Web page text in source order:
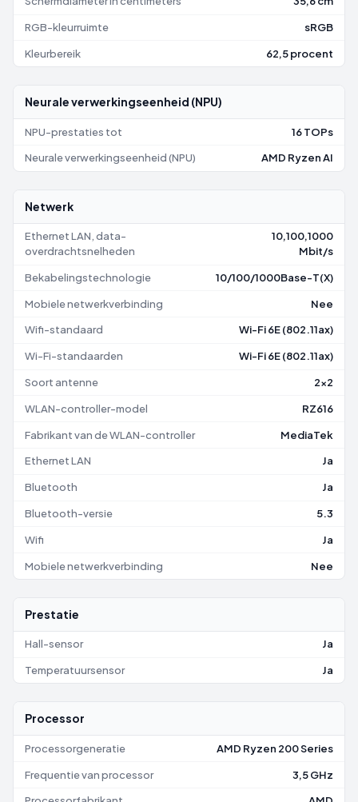
RGB-kleurruimte sRGB
Kleurbereik 62,5 procent
Neurale verwerkingseenheid (NPU)
NPU-prestaties tot 16 TOPs
Neurale verwerkingseenheid (NPU) AMD Ryzen AI
Netwerk
Ethernet LAN, data-
overdrachtsnelheden
10,100,1000
Mbit/s
Bekabelingstechnologie 10/100/1000Base-T(X)
Mobiele netwerkverbinding Nee
Wifi-standaard Wi-Fi 6E (802.11ax)
Wi-Fi-standaarden Wi-Fi 6E (802.11ax)
Soort antenne 2x2
WLAN-controller-model RZ616
Fabrikant van de WLAN-controller MediaTek
Ethernet LAN Ja
Bluetooth Ja
Bluetooth-versie 5.3
Wifi Ja
Mobiele netwerkverbinding Nee
Prestatie
Hall-sensor Ja
Temperatuursensor Ja
Processor
Processorgeneratie AMD Ryzen 200 Series
Frequentie van processor 3,5 GHz